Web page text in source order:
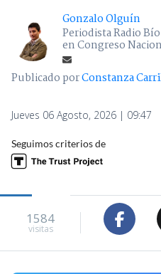
Gonzalo Olguín
Periodista Radio
en Congreso
Publicado porConstanza
Jueves 06 Agosto, 2026 | 09:47
Seguimos criterios de
1584
visitas